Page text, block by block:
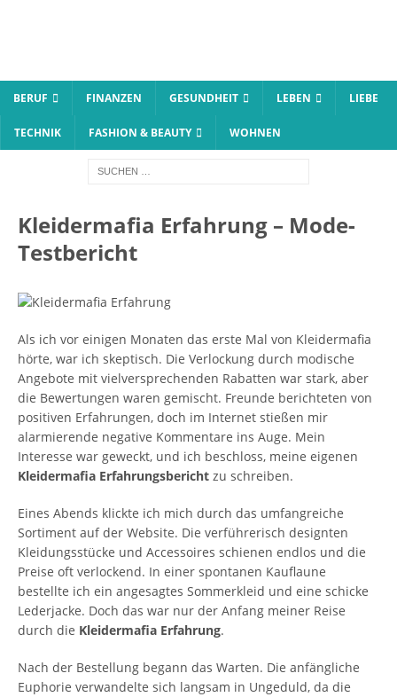
BERUF FINANZEN GESUNDHEIT LEBEN LIEBE
TECHNIK FASHION & BEAUTY WOHNEN
Kleidermafia Erfahrung – Mode-
Testbericht
Als ich vor einigen Monaten das erste Mal von Kleidermafia
hörte, war ich skeptisch. Die Verlockung durch modische
Angebote mit vielversprechenden Rabatten war stark, aber
die Bewertungen waren gemischt. Freunde berichteten von
positiven Erfahrungen, doch im Internet stießen mir
alarmierende negative Kommentare ins Auge. Mein
Interesse war geweckt, und ich beschloss, meine eigenen
Kleidermafia Erfahrungsbericht zu schreiben.
Eines Abends klickte ich mich durch das umfangreiche
Sortiment auf der Website. Die verführerisch designten
Kleidungsstücke und Accessoires schienen endlos und die
Preise oft verlockend. In einer spontanen Kauflaune
bestellte ich ein angesagtes Sommerkleid und eine schicke
Lederjacke. Doch das war nur der Anfang meiner Reise
durch die Kleidermafia Erfahrung.
Nach der Bestellung begann das Warten. Die anfängliche
Euphorie verwandelte sich langsam in Ungeduld, da die